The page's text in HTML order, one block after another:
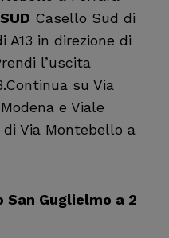
SUD Casello Sud di
A13 in direzione di
l’uscita
su Via
e Viale
Via Montebello a
San Guglielmo a 2